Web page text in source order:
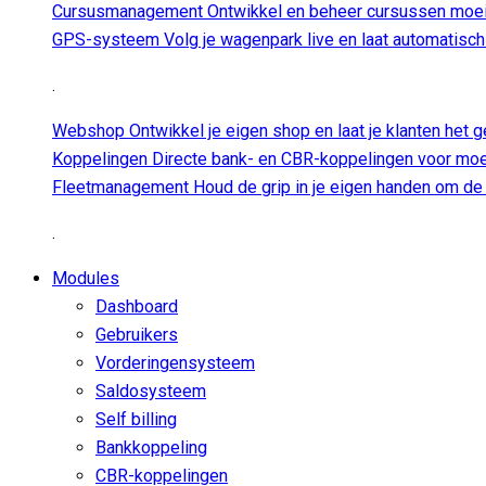
Cursusmanagement Ontwikkel en beheer cursussen
GPS-systeem Volg je wagenpark live en laat
.
Webshop Ontwikkel je eigen shop en laat je klanten het
Koppelingen Directe bank- en CBR-koppelingen voor
Fleetmanagement Houd de grip in je eigen handen om
.
Modules
Dashboard
Gebruikers
Vorderingensysteem
Saldosysteem
Self billing
Bankkoppeling
CBR-koppelingen